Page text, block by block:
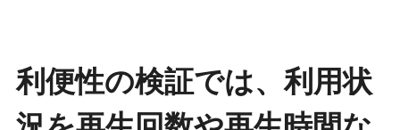
利便性の検証では、利用状